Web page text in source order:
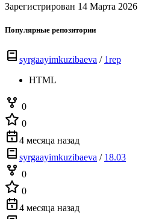
Зарегистрирован 14 Марта 2026
Популярные репозитории
syrgaayimkuzibaeva / 1rep
HTML
0
0
4 месяца назад
syrgaayimkuzibaeva / 18.03
0
0
4 месяца назад